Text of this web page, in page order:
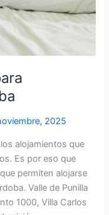
2025
alojamientos que
Es por eso que
permiten alojarse
Valle de Punilla
1000, Villa Carlos